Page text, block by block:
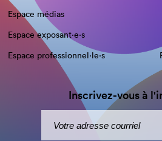
Espace médias
Espace exposant·e⋅s
Espace professionnel·le⋅s
Inscrivez-vous à